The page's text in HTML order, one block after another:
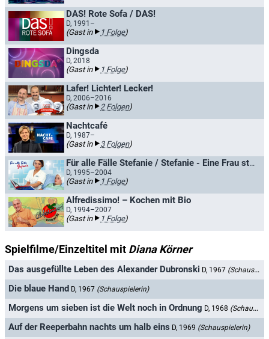
DAS! Rote Sofa / DAS!
D, 1991–
(Gast in 1 Folge)
Dingsda
D, 2018
(Gast in 1 Folge)
Lafer! Lichter! Lecker!
D, 2006–2016
(Gast in 2 Folgen)
Nachtcafé
D, 1987–
(Gast in 3 Folgen)
Für alle Fälle Stefanie / Stefanie - Eine Frau startet durch
D, 1995–2004
(Gast in 1 Folge)
Alfredissimo! – Kochen mit Bio
D, 1994–2007
(Gast in 1 Folge)
Spielfilme/Einzeltitel mit Diana Körner
Das ausgefüllte Leben des Alexander Dubronski D, 1967 (Schauspielerin)
Die blaue Hand D, 1967 (Schauspielerin)
Morgens um sieben ist die Welt noch in Ordnung D, 1968 (Schauspielerin)
Auf der Reeperbahn nachts um halb eins D, 1969 (Schauspielerin)